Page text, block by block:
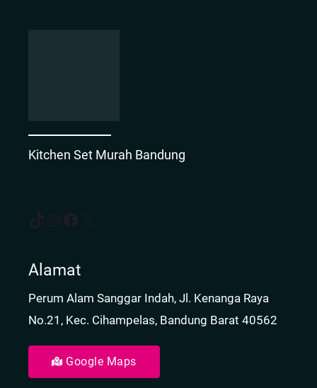
Kitchen Set Murah Bandung
Alamat
Perum Alam Sanggar Indah, Jl. Kenanga Raya
No.21, Kec. Cihampelas, Bandung Barat 40562
Google Maps